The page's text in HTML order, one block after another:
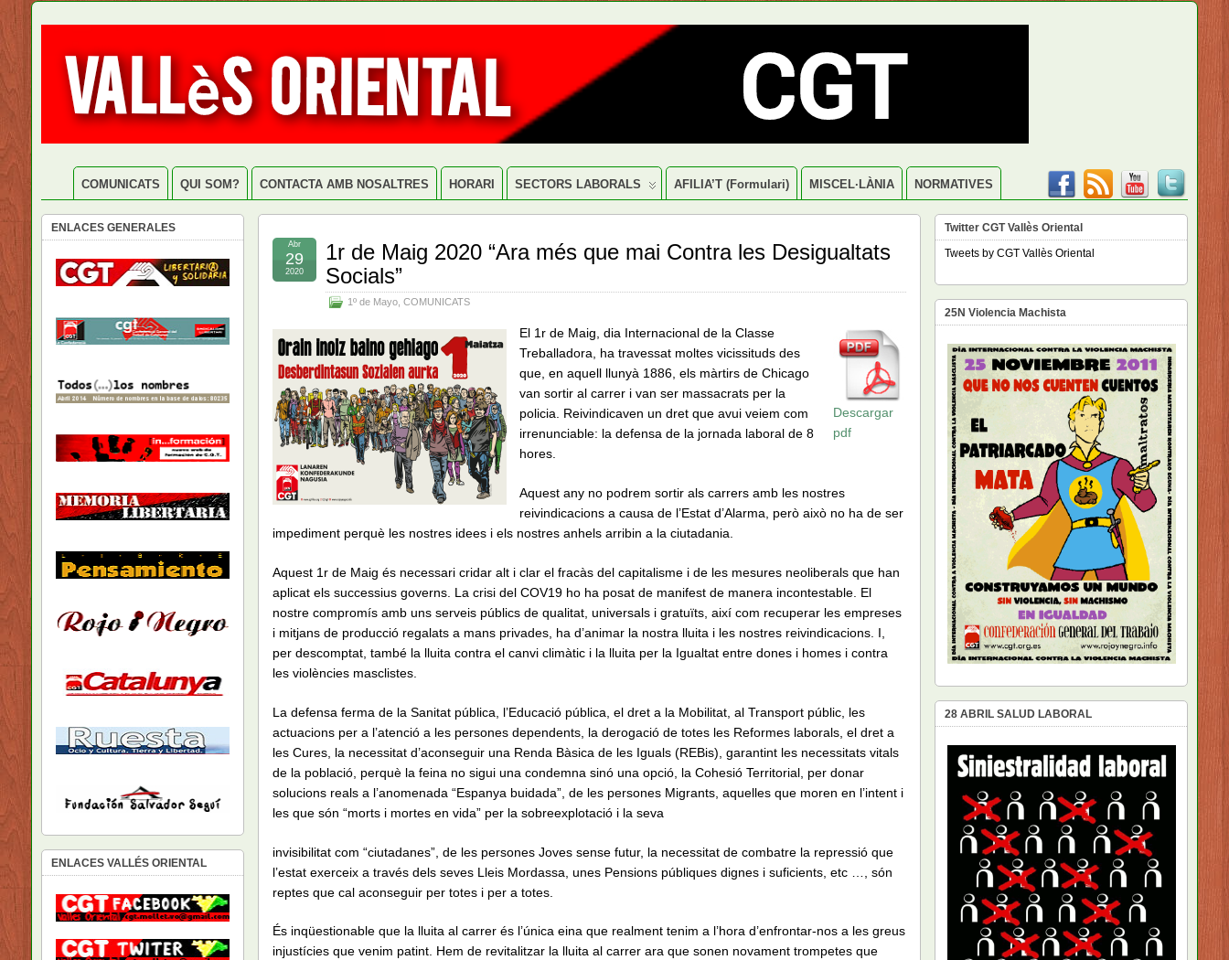
COMUNICATS QUI SOM? CONTACTA AMB NOSALTRES HORARI SECTORS LABORALS AFILIA’T (formulari) MISCEL·LÀNIA NORMATIVES
1r de Maig 2020 “Ara més que mai Contra les Desigualtats
Socials”
1º de Mayo COMUNICATS
Abr
29
2020
Descargar
pdf
El 1r de Maig, dia Internacional de la Classe
Treballadora, ha travessat moltes vicissituds des
que, en aquell llunyà 1886, els màrtirs de Chicago
van sortir al carrer i van ser massacrats per la
policia. Reivindicaven un dret que avui veiem com
irrenunciable: la defensa de la jornada laboral de 8
hores.
Aquest any no podrem sortir als carrers amb les nostres
reivindicacions a causa de l’Estat d’Alarma, però això no ha de ser
impediment perquè les nostres idees i els nostres anhels arribin a la ciutadania.
Aquest 1r de Maig és necessari cridar alt i clar el fracàs del capitalisme i de les mesures neoliberals que han
aplicat els successius governs. La crisi del COV19 ho ha posat de manifest de manera incontestable. El
nostre compromís amb uns serveis públics de qualitat, universals i gratuïts, així com recuperar les empreses
i mitjans de producció regalats a mans privades, ha d’animar la nostra lluita i les nostres reivindicacions. I,
per descomptat, també la lluita contra el canvi climàtic i la lluita per la Igualtat entre dones i homes i contra
les violències masclistes.
La defensa ferma de la Sanitat pública, l’Educació pública, el dret a la Mobilitat, al Transport públic, les
actuacions per a l’atenció a les persones dependents, la derogació de totes les Reformes laborals, el dret a
les Cures, la necessitat d’aconseguir una Renda Bàsica de les Iguals (REBis), garantint les necessitats vitals
de la població, perquè la feina no sigui una condemna sinó una opció, la Cohesió Territorial, per donar
solucions reals a l’anomenada “Espanya buidada”, de les persones Migrants, aquelles que moren en l’intent i
les que són “morts i mortes en vida” per la sobreexplotació i la seva
invisibilitat com “ciutadanes”, de les persones Joves sense futur, la necessitat de combatre la repressió que
l’estat exerceix a través dels seves Lleis Mordassa, unes Pensions públiques dignes i suficients, etc …, són
reptes que cal aconseguir per totes i per a totes.
És inqüestionable que la lluita al carrer és l’única eina que realment tenim a l’hora d’enfrontar-nos a les greus
injustícies que venim patint. Hem de revitalitzar la lluita al carrer ara que sonen novament trompetes que
ENLACES GENERALES
ENLACES VALLÉS ORIENTAL
Twitter CGT Vallès Oriental
Tweets by CGT Vallès Oriental
25N Violencia Machista
28 ABRIL SALUD LABORAL